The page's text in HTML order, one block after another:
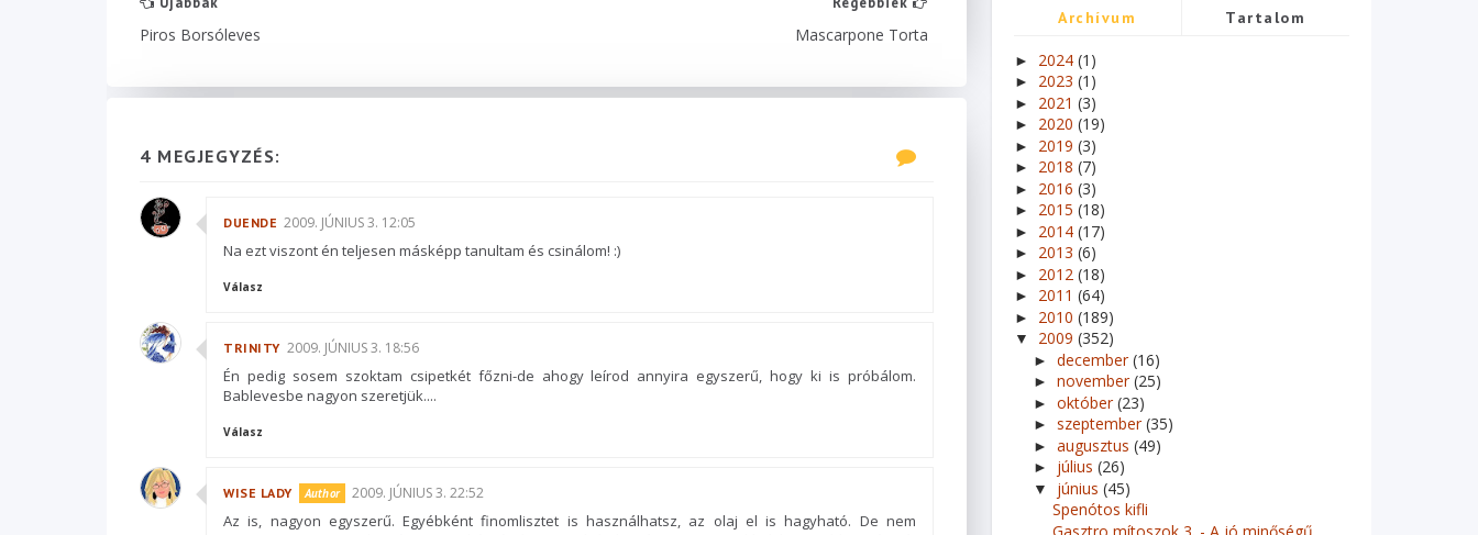
Piros Borsóleves Mascarpone Torta
4 MEGJEGYZÉS:
DUENDE 2009. JÚNIUS 3. 12:05
Na ezt viszont én teljesen másképp tanultam és csinálom! :)
Válasz
TRINITY 2009. JÚNIUS 3. 18:56
Én pedig sosem szoktam csipetkét főzni-de ahogy leírod annyira egyszerű, hogy ki is próbálom.
Bablevesbe nagyon szeretjük....
Válasz
WISE LADY 2009. JÚNIUS 3. 22:52
Az is, nagyon egyszerű. Egyébként finomlisztet is használhatsz, az olaj el is hagyható. De nem
Archívum Tartalom
► 2024 (1)
► 2023 (1)
► 2021 (3)
► 2020 (19)
► 2019 (3)
► 2018 (7)
► 2016 (3)
► 2015 (18)
► 2014 (17)
► 2013 (6)
► 2012 (18)
► 2011 (64)
► 2010 (189)
▼ 2009 (352)
► december(16)
► november(25)
► október(23)
► szeptember(35)
► augusztus (49)
► július (26)
▼ június (45)
Spenótos kifli
Gasztro mítoszok 3. - A jó minőségű